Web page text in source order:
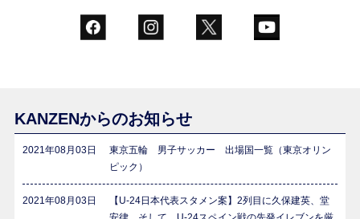
KANZENからのお知らせ
2021年08月03日
東京五輪 男子サッカー 出場国一覧（東京オリン
ピック）
2021年08月03日
【U-24日本代表スタメン案】2列目に久保建英、堂